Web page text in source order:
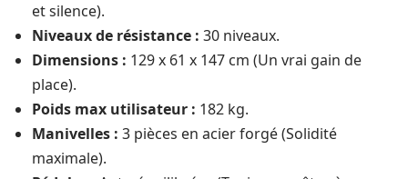
et silence).
Niveaux de résistance : 30 niveaux.
Dimensions : 129 x 61 x 147 cm (Un vrai gain de
place).
Poids max utilisateur : 182 kg.
Manivelles : 3 pièces en acier forgé (Solidité
maximale).